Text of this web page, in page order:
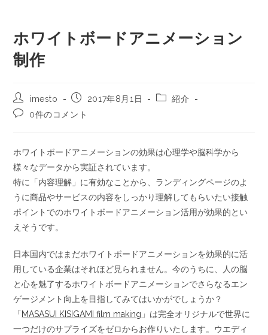
ホワイトボードアニメーション
制作
imesto 2017年8月1日
紹介
0件のコメント
ホワイトボードアニメーションの効果は心理学や脳科学から
様々なデータから実証されています。
特に「内容理解」に有効なことから、ランディングページのよ
うに商品やサービスの内容をしっかり理解してもらいたい接触
ポイントでのホワイトボードアニメーション活用が効果的とい
えそうです。
日本国内ではまだホワイトボードアニメーションを効果的に活
用している企業はそれほど見られません。今のうちに、人の脳
と心を魅了するホワイトボードアニメーションでさらなるエン
ゲージメント向上を目指してみてはいかがでしょうか？
「 MASASUI KISIGAMI film making 」は完全オリジナルで世界に
一つだけのサプライズをゼロからお作りいたします。ウエディ